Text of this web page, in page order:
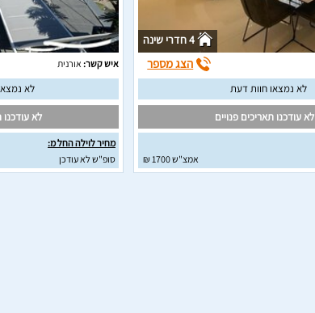
4 חדרי שינה
הצג מספר
לא נמצאו חוות דעת
לא עודכנו תאריכים פנויים
אמצ"ש 1700 ₪
איש קשר: אורנית
לא
לא עודכנו
מחיר לוילה החל מ:
סופ"ש לא עודכן